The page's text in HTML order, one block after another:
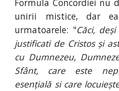
Formula Concordiei nu
unirii mistice, dar
urmatoarele: "Căci,
justificati de Cristos și
cu Dumnezeu,
Sfânt, care este
esențială si care